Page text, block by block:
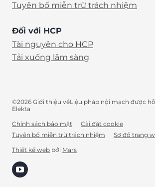
Search
VI
Tuyên bố miễn trừ trách nhiệm
Đối với HCP
Tài nguyên cho HCP
Tải xuống lâm sàng
©2026 Giới thiệu vềLiệu pháp nội mạch được
Elekta
Chính sách bảo mật
Cài đặt cookie
Tuyên bố miễn trừ trách nhiệm
Sơ đồ trang
Thiết kế web bởi Mars